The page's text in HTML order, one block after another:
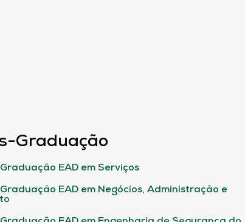
Graduação
EAD em Serviços
EAD em Negócios, Administração e